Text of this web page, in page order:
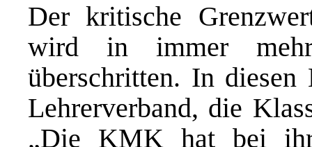
Der kritische
wird in immer
überschritten. In diesen
Lehrerverband, die
„Die KMK hat bei